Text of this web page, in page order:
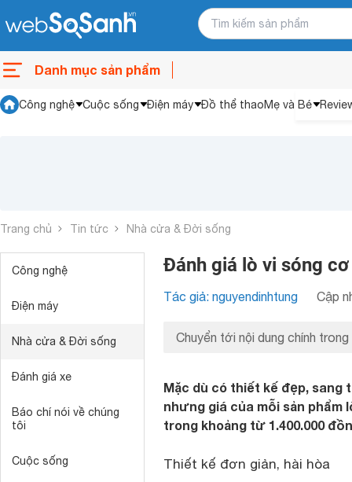
Danh mục sản phẩm
Công nghệ Cuộc sống Điện máy Đồ thể thaoMẹ và Bé
Trang chủ Tin tức Nhà cửa & Đời sống
Công nghệ
Điện máy
Nhà cửa & Đời sống
Đánh giá xe
Báo chí nói về chúng
tôi
Cuộc sống
Đánh giá lò vi sóng
Tác giả: nguyendinhtung Cập
Chuyển tới nội dung chính trong
Mặc dù có thiết kế đẹp, sang
nhưng giá của mỗi sản phẩm
trong khoảng từ 1.400.000
Thiết kế đơn giản, hài hòa